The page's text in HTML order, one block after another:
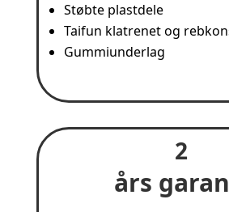
Støbte plastdele
Taifun klatrenet og
Gummiunderlag
2
års